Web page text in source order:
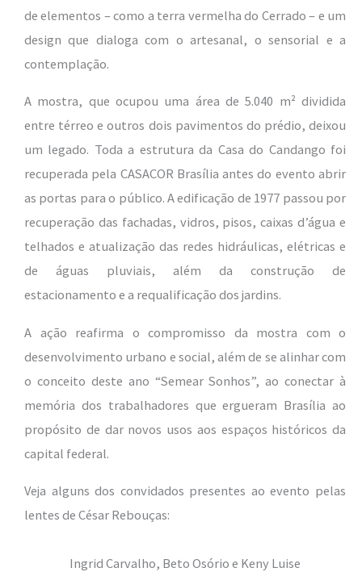
de elementos – como a terra vermelha do Cerrado – e um
design que dialoga com o artesanal, o sensorial e a
contemplação.
A mostra, que ocupou uma área de 5.040 m² dividida
entre térreo e outros dois pavimentos do prédio, deixou
um legado. Toda a estrutura da Casa do Candango foi
recuperada pela CASACOR Brasília antes do evento abrir
as portas para o público. A edificação de 1977 passou por
recuperação das fachadas, vidros, pisos, caixas d’água e
telhados e atualização das redes hidráulicas, elétricas e
de águas pluviais, além da construção de
estacionamento e a requalificação dos jardins.
A ação reafirma o compromisso da mostra com o
desenvolvimento urbano e social, além de se alinhar com
o conceito deste ano “Semear Sonhos”, ao conectar à
memória dos trabalhadores que ergueram Brasília ao
propósito de dar novos usos aos espaços históricos da
capital federal.
Veja alguns dos convidados presentes ao evento pelas
lentes de César Rebouças:
Ingrid Carvalho, Beto Osório e Keny Luise